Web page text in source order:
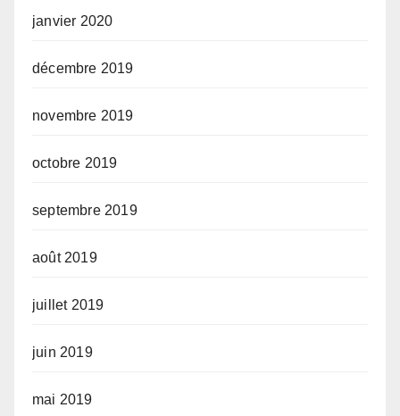
janvier 2020
décembre 2019
novembre 2019
octobre 2019
septembre 2019
août 2019
juillet 2019
juin 2019
mai 2019